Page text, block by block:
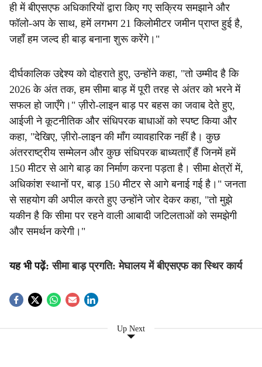
ही में बीएसएफ अधिकारियों द्वारा किए गए सक्रिय समझाने और
फॉलो-अप के साथ, हमें लगभग 21 किलोमीटर जमीन प्राप्त हुई है,
जहाँ हम जल्द ही बाड़ बनाना शुरू करेंगे।"
दीर्घकालिक उद्देश्य को दोहराते हुए, उन्होंने कहा, "तो उम्मीद है कि
2026 के अंत तक, हम सीमा बाड़ में पूरी तरह से अंतर को भरने में
सफल हो जाएँगे।" ज़ीरो-लाइन बाड़ पर बहस का जवाब देते हुए,
आईजी ने कूटनीतिक और संधिपरक बाधाओं को स्पष्ट किया और
कहा, "देखिए, ज़ीरो-लाइन की माँग व्यावहारिक नहीं है। कुछ
अंतरराष्ट्रीय सम्मेलन और कुछ संधिपरक बाध्यताएँ हैं जिनमें हमें
150 मीटर से आगे बाड़ का निर्माण करना पड़ता है। सीमा क्षेत्रों में,
अधिकांश स्थानों पर, बाड़ 150 मीटर से आगे बनाई गई है।" जनता
से सहयोग की अपील करते हुए उन्होंने जोर देकर कहा, "तो मुझे
यकीन है कि सीमा पर रहने वाली आबादी जटिलताओं को समझेगी
और समर्थन करेगी।"
यह भी पढ़ें:सीमा बाड़ प्रगति: मेघालय में बीएसएफ का स्थिर कार्य
Up Next